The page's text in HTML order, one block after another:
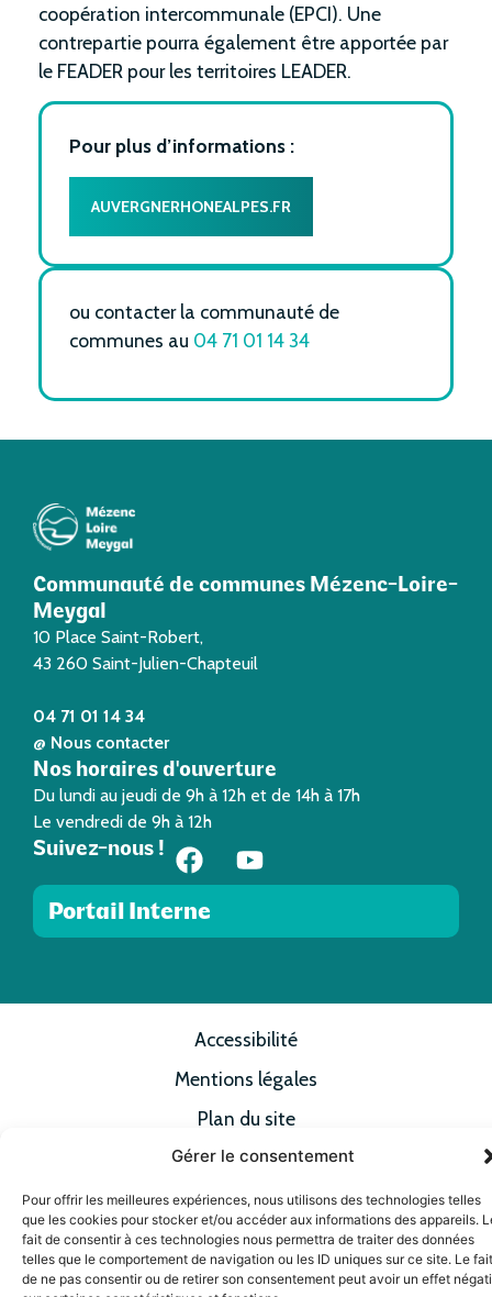
Gérer le consentement
Pour offrir les meilleures expériences, nous utilisons des technologies telles
que les cookies pour stocker et/ou accéder aux informations des appareils.
fait de consentir à ces technologies nous permettra de traiter des données
telles que le comportement de navigation ou les ID uniques sur ce site. Le fait
de ne pas consentir ou de retirer son consentement peut avoir un effet
coopération intercommunale (EPCI). Une
contrepartie pourra également être apportée par
le FEADER pour les territoires LEADER.
Pour plus d’informations :
AUVERGNERHONEALPES.FR
ou contacter la communauté de
communes au 04 71 01 14 34
Communauté de communes Mézenc-Loire-
Meygal
10 Place Saint-Robert,
43 260 Saint-Julien-Chapteuil
04 71 01 14 34
@ Nous contacter
Nos horaires d'ouverture
Du lundi au jeudi de 9h à 12h et de 14h à 17h
Le vendredi de 9h à 12h
Suivez-nous !
Portail Interne
Accessibilité
Mentions légales
Plan du site
Confidentialité
© 2025 Site & GRU développés par Utopia